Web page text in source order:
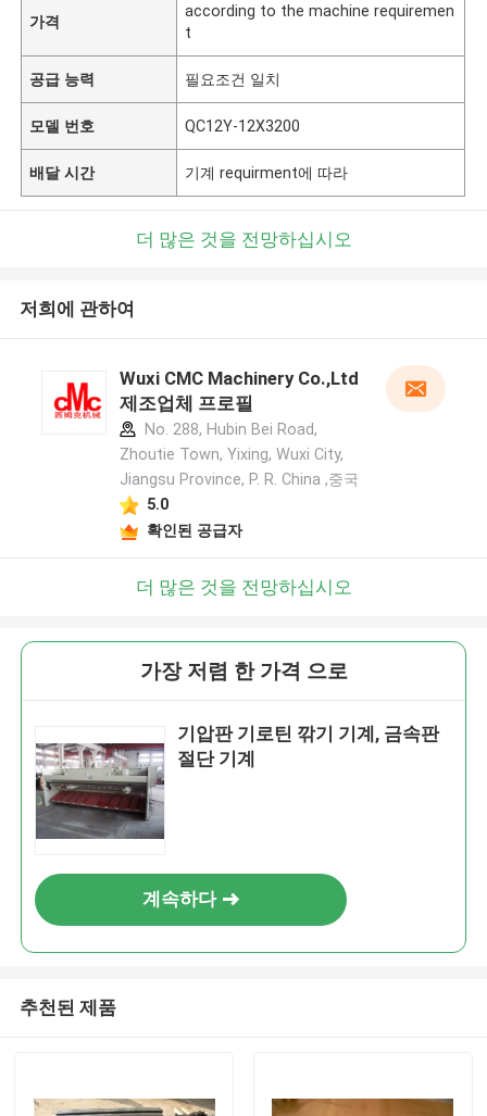
가격
according to the machine requiremen
t
공급 능력 필요조건 일치
모델 번호 QC12Y-12X3200
배달 시간 기계 requirment에 따라
더 많은 것을 전망하십시오
저희에 관하여
Wuxi CMC Machinery Co.,Ltd
제조업체 프로필
No. 288, Hubin Bei Road,
Zhoutie Town, Yixing, Wuxi City,
Jiangsu Province, P. R. China ,중국
5.0
확인된 공급자
더 많은 것을 전망하십시오
가장 저렴 한 가격 으로
기압판 기로틴 깎기 기계, 금속판
절단 기계
계속하다
추천된 제품